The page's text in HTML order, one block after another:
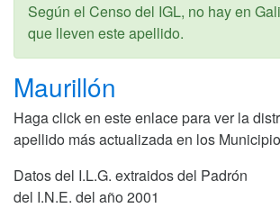
Según el Censo del IGL, no hay en
que lleven este apellido.
Maurillón
Haga click en este enlace para ver la
apellido más actualizada en los
Datos del I.L.G. extraidos del Padrón
del I.N.E. del año 2001